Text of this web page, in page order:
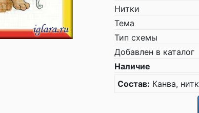
Нитки
Тема
Тип схемы
Добавлен в каталог
Наличие
Состав: Канва,